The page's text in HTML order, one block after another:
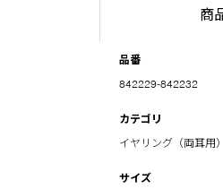
商
品番
842229-842232
カテゴリ
イヤリング（両耳用）
サイズ